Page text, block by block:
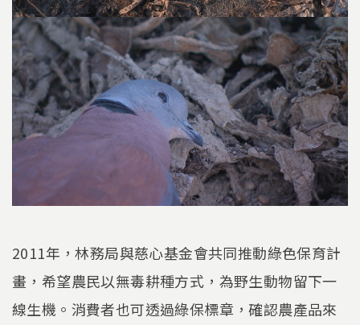
2011年，林務局與慈心基金會共同推動綠色保育計
畫，希望農民以無毒耕種方式，為野生動物留下一
線生機。消費者也可透過綠保標章，確認農產品來